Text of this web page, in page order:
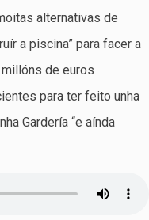
alternativas de
a piscina” para facer a
de euros
para ter feito unha
Gardería “e aínda